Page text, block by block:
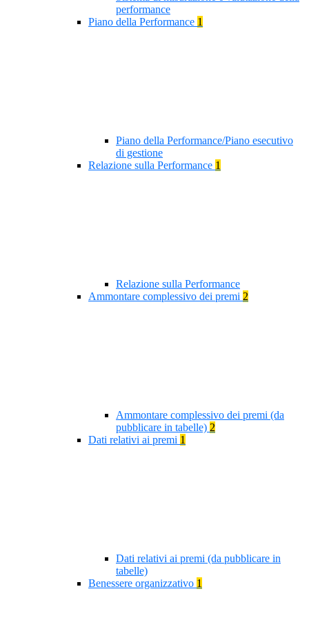
performance
Piano della Performance 1
Piano della Performance/Piano esecutivo
di gestione
Relazione sulla Performance 1
Relazione sulla Performance
Ammontare complessivo dei premi 2
Ammontare complessivo dei premi (da
pubblicare in tabelle) 2
Dati relativi ai premi 1
Dati relativi ai premi (da pubblicare in
tabelle)
Benessere organizzativo 1